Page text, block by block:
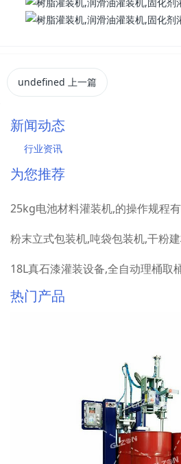
undefined 上一篇
新闻动态
行业资讯
为您推荐
25kg电池材料灌装机,的操作规程
粉末立式包装机,吨袋包装机,干粉
18L真石漆灌装设备,全自动理桶取
热门产品